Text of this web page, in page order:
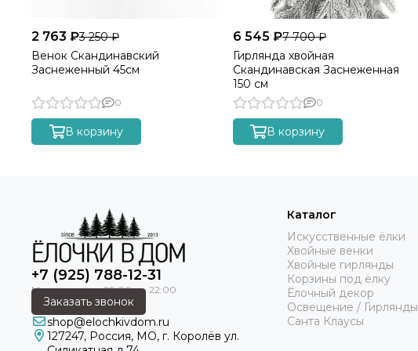
2 763 ₽3 250 ₽
Венок Скандинавский
Заснеженный 45см
0
В корзину
6 545 ₽7 700 ₽
Гирлянда хвойная
Скандинавская Заснеженная
150 см
0
В корзину
+7 (925) 788-12-31
Заказать звонок
shop@elochkivdom.ru
127247, Россия, МО, г. Королёв ул.
Каталог
Искусственные ёлки
Хвойные венки
Хвойные гирлянды
Корзины под ёлку
Ёлочный декор
Освещение / Гирлянды
Санта Клаусы